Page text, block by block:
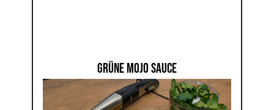
GRÜNE MOJO SAUCE